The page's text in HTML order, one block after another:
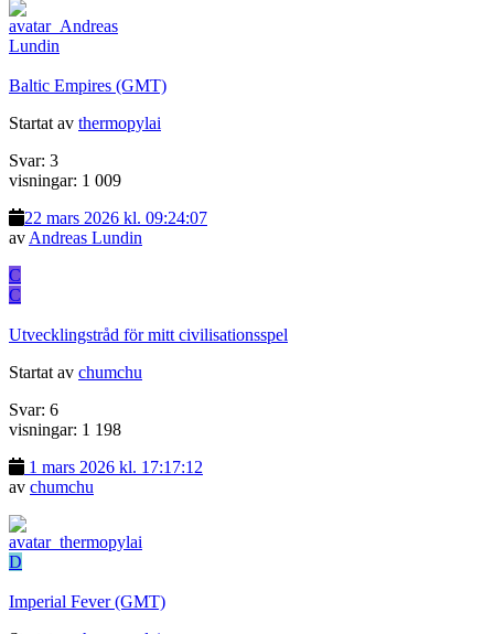
Baltic Empires (GMT)
Startat av thermopylai
Svar: 3
visningar: 1 009
22 mars 2026 kl. 09:24:07
av Andreas Lundin
C
C
Utvecklingstråd för mitt civilisationsspel
Startat av chumchu
Svar: 6
visningar: 1 198
1 mars 2026 kl. 17:17:12
av chumchu
D
Imperial Fever (GMT)